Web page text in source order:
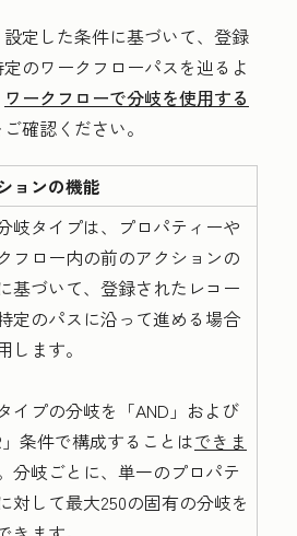
定した条件に基づいて、登録
のワークフローパスを辿るよ
ワークフローで分岐を使用する
確認ください。
ョンの機能
岐タイプは、プロパティーや
フロー内の前のアクションの
基づいて、登録されたレコー
定のパスに沿って進める場合
します。
イプの分岐を 「AND」および
」条件で構成することはできま
分岐ごとに、単一のプロパテ
対して最大250の固有の分岐を